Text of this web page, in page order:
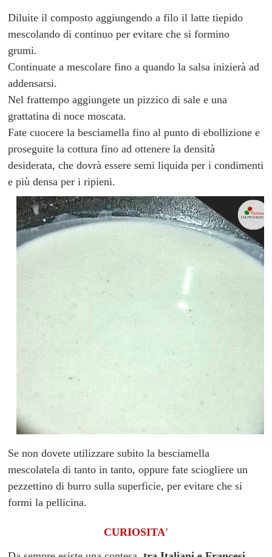
Diluite il composto aggiungendo a filo il latte tiepido
mescolando di continuo per evitare che si formino
grumi.
Continuate a mescolare fino a quando la salsa inizierà ad
addensarsi.
Nel frattempo aggiungete un pizzico di sale e una
grattatina di noce moscata.
Fate cuocere la besciamella fino al punto di ebollizione e
proseguite la cottura fino ad ottenere la densità
desiderata, che dovrà essere semi liquida per i condimenti
e più densa per i ripieni.
Se non dovete utilizzare subito la besciamella
mescolatela di tanto in tanto, oppure fate sciogliere un
pezzettino di burro sulla superficie, per evitare che si
formi la pellicina.
CURIOSITA'